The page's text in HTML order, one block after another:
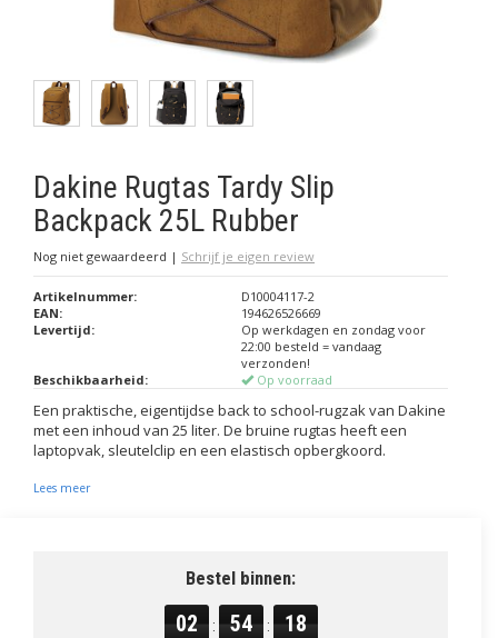
Dakine Rugtas Tardy Slip
Backpack 25L Rubber
Nog niet gewaardeerd | Schrijf je eigen review
Artikelnummer:
D10004117-2
EAN:
194626526669
Levertijd:
Op werkdagen en zondag voor
22:00 besteld = vandaag
verzonden!
Beschikbaarheid:
Op voorraad
Een praktische, eigentijdse back to school-rugzak van Dakine
met een inhoud van 25 liter. De bruine rugtas heeft een
laptopvak, sleutelclip en een elastisch opbergkoord.
Lees meer
Bestel binnen:
02 : 54 : 18